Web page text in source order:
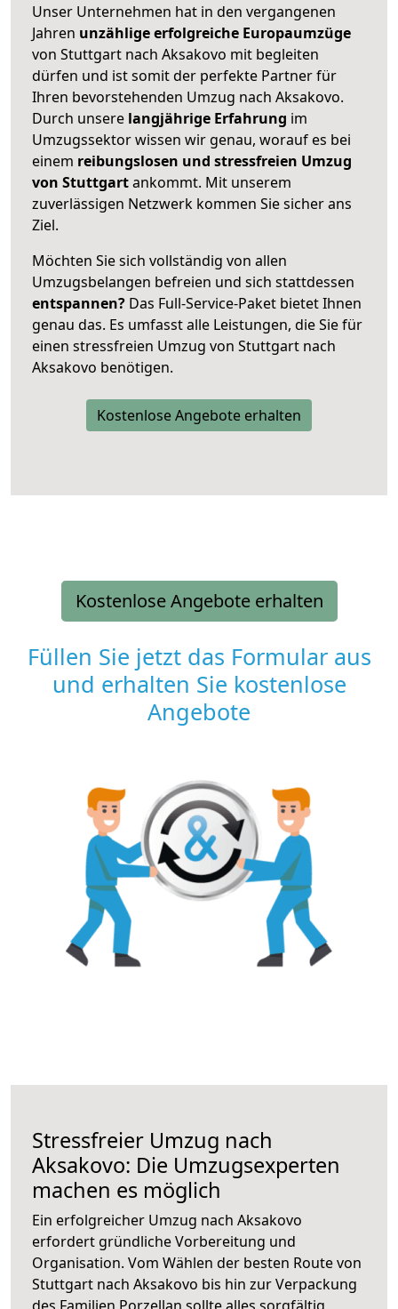
Unser Unternehmen hat in den vergangenen
Jahren unzählige erfolgreiche Europaumzüge
von Stuttgart nach Aksakovo mit begleiten
dürfen und ist somit der perfekte Partner für
Ihren bevorstehenden Umzug nach Aksakovo.
Durch unsere langjährige Erfahrung im
Umzugssektor wissen wir genau, worauf es bei
einem reibungslosen und stressfreien Umzug
von Stuttgartankommt. Mit unserem
zuverlässigen Netzwerk kommen Sie sicher ans
Ziel.
Möchten Sie sich vollständig von allen
Umzugsbelangen befreien und sich stattdessen
entspannen? Das Full-Service-Paket bietet Ihnen
genau das. Es umfasst alle Leistungen, die Sie für
einen stressfreien Umzug von Stuttgart nach
Aksakovo benötigen.
Kostenlose Angebote erhalten
Kostenlose Angebote erhalten
Füllen Sie jetzt das Formular aus
und erhalten Sie kostenlose
Angebote
Stressfreier Umzug nach
Aksakovo: Die Umzugsexperten
machen es möglich
Ein erfolgreicher Umzug nach Aksakovo
erfordert gründliche Vorbereitung und
Organisation. Vom Wählen der besten Route von
Stuttgart nach Aksakovo bis hin zur Verpackung